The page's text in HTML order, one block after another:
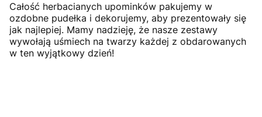
Całość herbacianych upominków pakujemy w
ozdobne pudełka i dekorujemy, aby prezentowały się
jak najlepiej. Mamy nadzieję, że nasze zestawy
wywołają uśmiech na twarzy każdej z obdarowanych
w ten wyjątkowy dzień!